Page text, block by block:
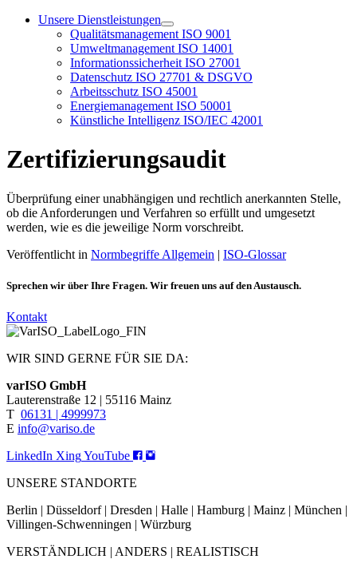
Unsere Dienstleistungen
Qualitätsmanagement ISO 9001
Umweltmanagement ISO 14001
Informationssicherheit ISO 27001
Datenschutz ISO 27701 & DSGVO
Arbeitsschutz ISO 45001
Energiemanagement ISO 50001
Künstliche Intelligenz ISO/IEC 42001
Zertifizierungsaudit
Überprüfung einer unabhängigen und rechtlich anerkannten Stelle,
ob die Anforderungen und Verfahren so erfüllt und umgesetzt
werden, wie es die jeweilige Norm vorschreibt.
Veröffentlicht in Normbegriffe Allgemein | ISO-Glossar
Sprechen wir über Ihre Fragen. Wir freuen uns auf den Austausch.
Kontakt
WIR SIND GERNE FÜR SIE DA:
varISO GmbH
Lauterenstraße 12 | 55116 Mainz
T 06131 | 4999973
E info@variso.de
LinkedIn XingYouTube
UNSERE STANDORTE
Berlin | Düsseldorf | Dresden | Halle | Hamburg | Mainz | München |
Villingen-Schwenningen | Würzburg
VERSTÄNDLICH | ANDERS | REALISTISCH